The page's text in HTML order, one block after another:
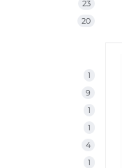
23
20
1
9
1
1
4
1